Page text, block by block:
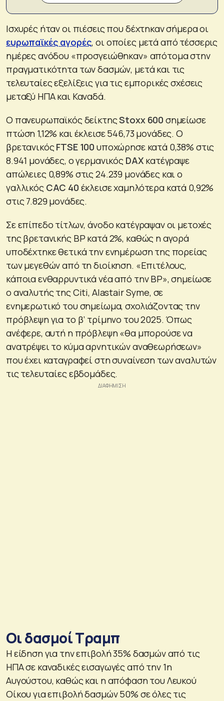
Ισχυρές ήταν οι πιέσεις που δέχτηκαν σήμερα οι
ευρωπαϊκές αγορές, οι οποίες μετά από τέσσερις
ημέρες ανόδου «προσγειώθηκαν» απότομα στην
πραγματικότητα των δασμών, μετά και τις
τελευταίες εξελίξεις για τις εμπορικές σχέσεις
μεταξύ ΗΠΑ και Καναδά.
Ο πανευρωπαϊκός δείκτηςStoxx 600 σημείωσε
πτώση 1,12% και έκλεισε 546,73 μονάδες. Ο
βρετανικόςFTSE 100 υποχώρησε κατά 0,38% στις
8.941 μονάδες, ο γερμανικός DAX κατέγραψε
απώλειες 0,89% στις 24.239 μονάδες και ο
γαλλικόςCAC 40 έκλεισε χαμηλότερα κατά 0,92%
στις 7.829 μονάδες.
Σε επίπεδο τίτλων, άνοδο κατέγραψαν οι μετοχές
της βρετανικής BP κατά 2%, καθώς η αγορά
υποδέχτηκε θετικά την ενημέρωση της πορείας
των μεγεθών από τη διοίκηση. «Επιτέλους,
κάποια ενθαρρυντικά νέα από την BP», σημείωσε
ο αναλυτής της Citi, Alastair Syme, σε
ενημερωτικό του σημείωμα, σχολιάζοντας την
πρόβλεψη για το β’ τρίμηνο του 2025. Όπως
ανέφερε, αυτή η πρόβλεψη «θα μπορούσε να
ανατρέψει το κύμα αρνητικών αναθεωρήσεων»
που έχει καταγραφεί στη συναίνεση των αναλυτών
τις τελευταίες εβδομάδες.
Οι δασμοί Τραμπ
Η είδηση για την επιβολή 35% δασμών από τις
ΗΠΑ σε καναδικές εισαγωγές από την 1η
Αυγούστου, καθώς και η απόφαση του Λευκού
Οίκου για επιβολή δασμών 50% σε όλες τις